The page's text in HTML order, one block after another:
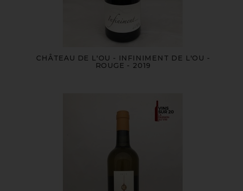
CHÂTEAU DE L'OU - INFINIMENT DE L'OU -
ROUGE - 2019